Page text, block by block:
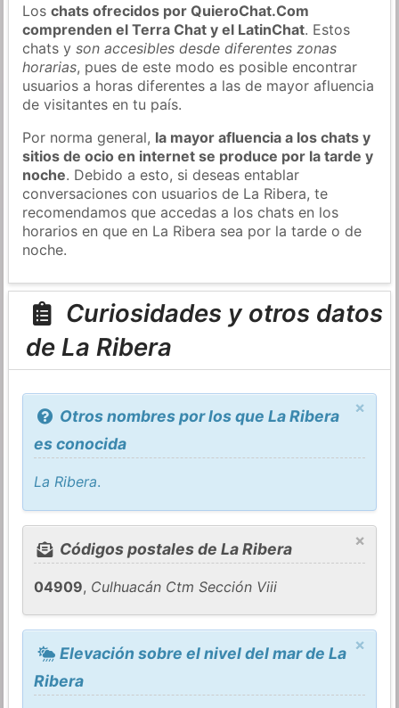
Loschats ofrecidos por QuieroChat.Com
comprenden el Terra Chat y el LatinChat. Estos
chats yson accesibles desde diferentes zonas
horarias, pues de este modo es posible encontrar
usuarios a horas diferentes a las de mayor afluencia
de visitantes en tu país.
Por norma general, la mayor afluencia a los chats y
sitios de ocio en internet se produce por la tarde y
noche. Debido a esto, si deseas entablar
conversaciones con usuarios de La Ribera, te
recomendamos que accedas a los chats en los
horarios en que en La Ribera sea por la tarde o de
noche.
Curiosidades y otros datos
de La Ribera
×
Otros nombres por los que La Ribera
es conocida
La Ribera.
×
Códigos postales de La Ribera
04909, Culhuacán Ctm Sección Viii
×
Elevación sobre el nivel del mar de La
Ribera